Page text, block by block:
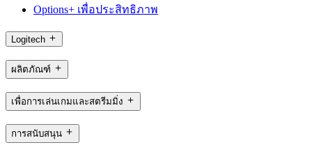
Options+ เพื่อประสิทธิภาพ
Logitech
ผลิตภัณฑ์
เพื่อการเล่นเกมและสตรีมมิ่ง
การสนับสนุน